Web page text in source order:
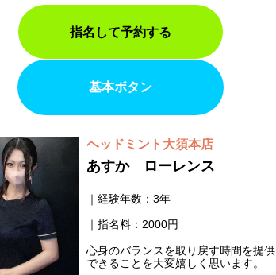
指名して予約する
基本ボタン
ヘッドミント大須本店
あすか ローレンス
経験年数：3年
指名料：2000円
心身のバランスを取り戻す時間を提供
できることを大変嬉しく思います。